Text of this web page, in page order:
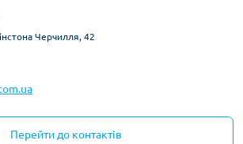
Черчилля, 42
Перейти до контактів